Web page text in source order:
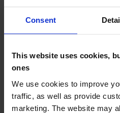
Consent
This website uses cookies,
ones
We use cookies to improve
traffic, as well as provide
marketing. The website may
Huur een heftruck vanaf
maanden en vang
projecten of
op.